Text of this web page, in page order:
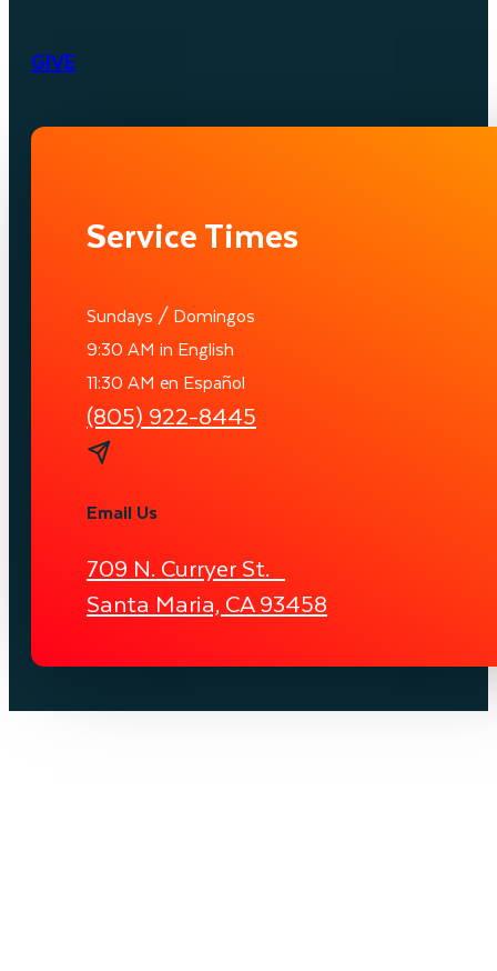
GIVE
Service Times
Sundays / Domingos
9:30 AM in English
11:30 AM en Español
(805) 922-8445
Email Us
709 N. Curryer St.
Santa Maria, CA 93458